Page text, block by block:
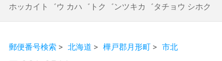
ホッカイト゛ウ カハ゛トク゛ンツキカ゛タチョウ シホク
郵便番号検索 > 北海道 > 樺戸郡月形町> 市北